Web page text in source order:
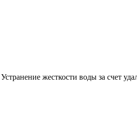
жесткости воды за счет